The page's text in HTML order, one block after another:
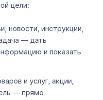
цели:
новости, инструкции,
— дать
и показать
и услуг, акции,
— прямо